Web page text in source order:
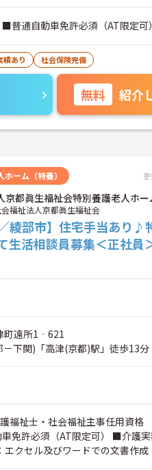
普通自動車免許必須（AT限定
績あり 社会保険完備
無料 紹介
ーム（特養）
京都眞生福祉会特別養護老人ホ
会福祉法人京都眞生福祉会
／綾部市】住宅手当あり♪
生活相談員募集＜正社員
町遠所1‐621
－下関)「高津(京都)駅」徒歩13分
福祉士・社会福祉主事任用資
免許必須（AT限定可） ■介護
クセル及びワードでの文書作成